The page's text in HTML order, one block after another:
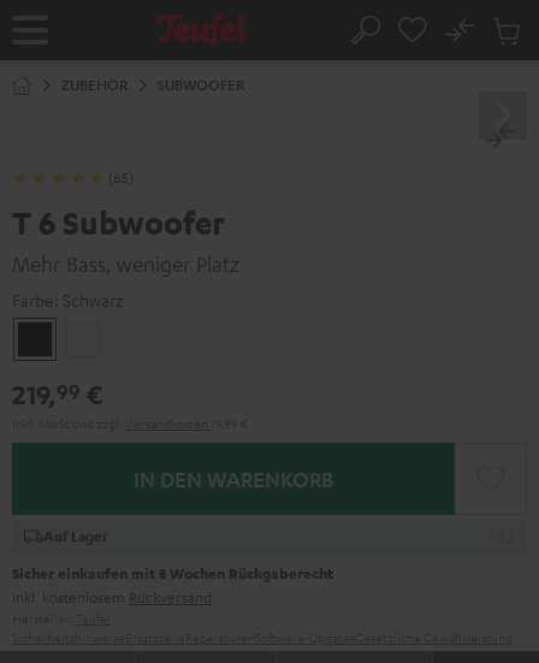
Startseite Suche
No
ZUBEHÖR SUBWOOFER
(65)
T 6 Subwoofer
Mehr Bass, weniger Platz
Farbe: Schwarz
219,99 €
IN DEN WARENKORB
Auf Lager
Sicher einkaufen mit 8 Wochen Rückgaberecht
inkl. kostenlosem Rückversand